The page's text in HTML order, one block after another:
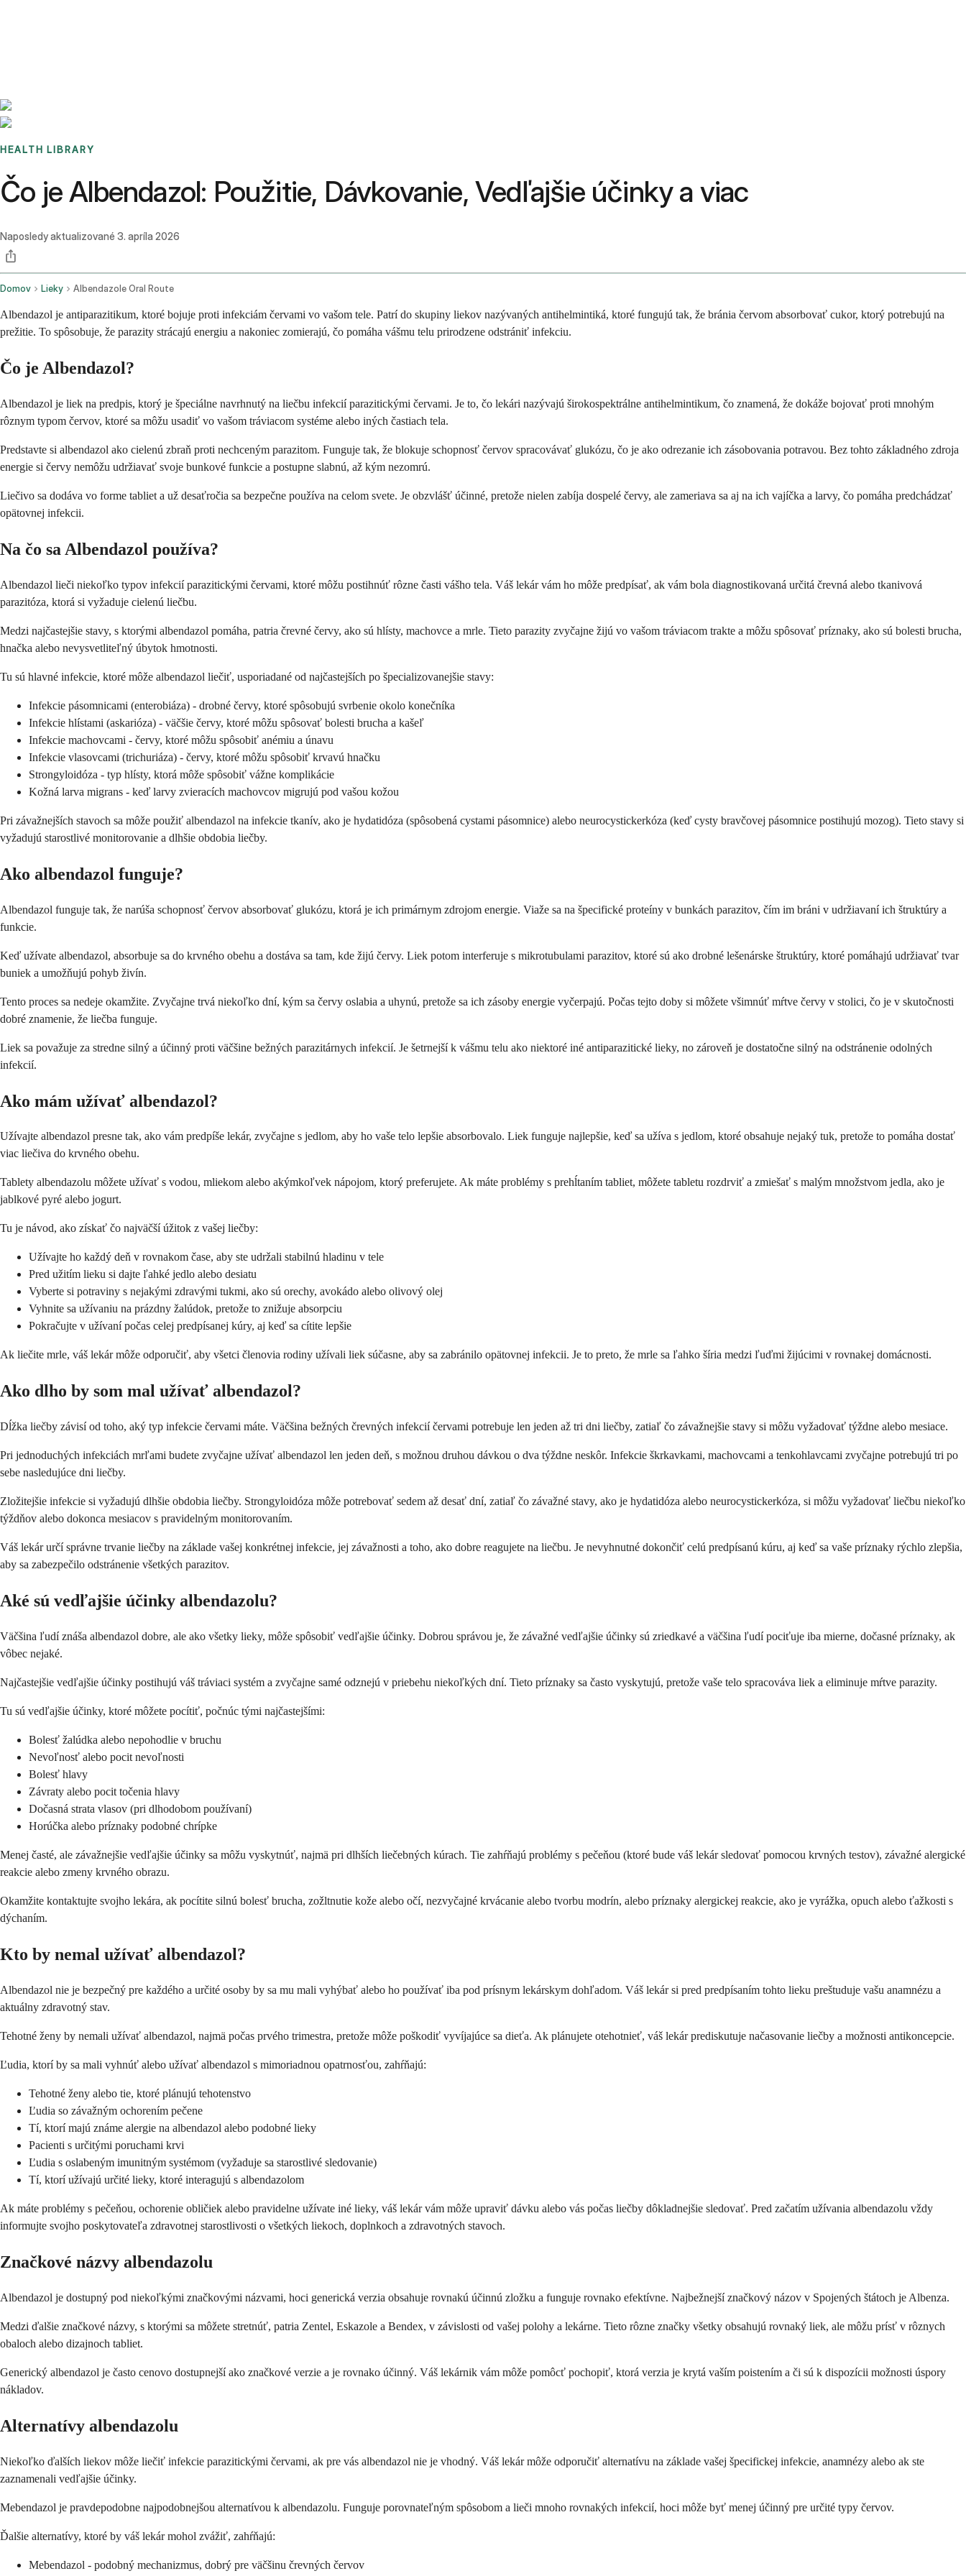
HEALTH LIBRARY
Čo je Albendazol: Použitie, Dávkovanie, Vedľajšie účinky a viac
Naposledy aktualizované 3. apríla 2026
Domov Lieky Albendazole Oral Route
Albendazol je antiparazitikum, ktoré bojuje proti infekciám červami vo vašom tele. Patrí do skupiny liekov nazývaných antihelmintiká, ktoré fungujú tak, že bránia červom absorbovať cukor, ktorý potrebujú na
prežitie. To spôsobuje, že parazity strácajú energiu a nakoniec zomierajú, čo pomáha vášmu telu prirodzene odstrániť infekciu.
Čo je Albendazol?
Albendazol je liek na predpis, ktorý je špeciálne navrhnutý na liečbu infekcií parazitickými červami. Je to, čo lekári nazývajú širokospektrálne antihelmintikum, čo znamená, že dokáže bojovať proti mnohým
rôznym typom červov, ktoré sa môžu usadiť vo vašom tráviacom systéme alebo iných častiach tela.
Predstavte si albendazol ako cielenú zbraň proti nechceným parazitom. Funguje tak, že blokuje schopnosť červov spracovávať glukózu, čo je ako odrezanie ich zásobovania potravou. Bez tohto základného zdroja
energie si červy nemôžu udržiavať svoje bunkové funkcie a postupne slabnú, až kým nezomrú.
Liečivo sa dodáva vo forme tabliet a už desaťročia sa bezpečne používa na celom svete. Je obzvlášť účinné, pretože nielen zabíja dospelé červy, ale zameriava sa aj na ich vajíčka a larvy, čo pomáha predchádzať
opätovnej infekcii.
Na čo sa Albendazol používa?
Albendazol lieči niekoľko typov infekcií parazitickými červami, ktoré môžu postihnúť rôzne časti vášho tela. Váš lekár vám ho môže predpísať, ak vám bola diagnostikovaná určitá črevná alebo tkanivová
parazitóza, ktorá si vyžaduje cielenú liečbu.
Medzi najčastejšie stavy, s ktorými albendazol pomáha, patria črevné červy, ako sú hlísty, machovce a mrle. Tieto parazity zvyčajne žijú vo vašom tráviacom trakte a môžu spôsovať príznaky, ako sú bolesti brucha,
hnačka alebo nevysvetliteľný úbytok hmotnosti.
Tu sú hlavné infekcie, ktoré môže albendazol liečiť, usporiadané od najčastejších po špecializovanejšie stavy:
Infekcie pásomnicami (enterobiáza) - drobné červy, ktoré spôsobujú svrbenie okolo konečníka
Infekcie hlístami (askarióza) - väčšie červy, ktoré môžu spôsovať bolesti brucha a kašeľ
Infekcie machovcami - červy, ktoré môžu spôsobiť anémiu a únavu
Infekcie vlasovcami (trichuriáza) - červy, ktoré môžu spôsobiť krvavú hnačku
Strongyloidóza - typ hlísty, ktorá môže spôsobiť vážne komplikácie
Kožná larva migrans - keď larvy zvieracích machovcov migrujú pod vašou kožou
Pri závažnejších stavoch sa môže použiť albendazol na infekcie tkanív, ako je hydatidóza (spôsobená cystami pásomnice) alebo neurocystickerkóza (keď cysty bravčovej pásomnice postihujú mozog). Tieto stavy si
vyžadujú starostlivé monitorovanie a dlhšie obdobia liečby.
Ako albendazol funguje?
Albendazol funguje tak, že narúša schopnosť červov absorbovať glukózu, ktorá je ich primárnym zdrojom energie. Viaže sa na špecifické proteíny v bunkách parazitov, čím im bráni v udržiavaní ich štruktúry a
funkcie.
Keď užívate albendazol, absorbuje sa do krvného obehu a dostáva sa tam, kde žijú červy. Liek potom interferuje s mikrotubulami parazitov, ktoré sú ako drobné lešenárske štruktúry, ktoré pomáhajú udržiavať tvar
buniek a umožňujú pohyb živín.
Tento proces sa nedeje okamžite. Zvyčajne trvá niekoľko dní, kým sa červy oslabia a uhynú, pretože sa ich zásoby energie vyčerpajú. Počas tejto doby si môžete všimnúť mŕtve červy v stolici, čo je v skutočnosti
dobré znamenie, že liečba funguje.
Liek sa považuje za stredne silný a účinný proti väčšine bežných parazitárnych infekcií. Je šetrnejší k vášmu telu ako niektoré iné antiparazitické lieky, no zároveň je dostatočne silný na odstránenie odolných
infekcií.
Ako mám užívať albendazol?
Užívajte albendazol presne tak, ako vám predpíše lekár, zvyčajne s jedlom, aby ho vaše telo lepšie absorbovalo. Liek funguje najlepšie, keď sa užíva s jedlom, ktoré obsahuje nejaký tuk, pretože to pomáha dostať
viac liečiva do krvného obehu.
Tablety albendazolu môžete užívať s vodou, mliekom alebo akýmkoľvek nápojom, ktorý preferujete. Ak máte problémy s prehĺtaním tabliet, môžete tabletu rozdrviť a zmiešať s malým množstvom jedla, ako je
jablkové pyré alebo jogurt.
Tu je návod, ako získať čo najväčší úžitok z vašej liečby:
Užívajte ho každý deň v rovnakom čase, aby ste udržali stabilnú hladinu v tele
Pred užitím lieku si dajte ľahké jedlo alebo desiatu
Vyberte si potraviny s nejakými zdravými tukmi, ako sú orechy, avokádo alebo olivový olej
Vyhnite sa užívaniu na prázdny žalúdok, pretože to znižuje absorpciu
Pokračujte v užívaní počas celej predpísanej kúry, aj keď sa cítite lepšie
Ak liečite mrle, váš lekár môže odporučiť, aby všetci členovia rodiny užívali liek súčasne, aby sa zabránilo opätovnej infekcii. Je to preto, že mrle sa ľahko šíria medzi ľuďmi žijúcimi v rovnakej domácnosti.
Ako dlho by som mal užívať albendazol?
Dĺžka liečby závisí od toho, aký typ infekcie červami máte. Väčšina bežných črevných infekcií červami potrebuje len jeden až tri dni liečby, zatiaľ čo závažnejšie stavy si môžu vyžadovať týždne alebo mesiace.
Pri jednoduchých infekciách mrľami budete zvyčajne užívať albendazol len jeden deň, s možnou druhou dávkou o dva týždne neskôr. Infekcie škrkavkami, machovcami a tenkohlavcami zvyčajne potrebujú tri po
sebe nasledujúce dni liečby.
Zložitejšie infekcie si vyžadujú dlhšie obdobia liečby. Strongyloidóza môže potrebovať sedem až desať dní, zatiaľ čo závažné stavy, ako je hydatidóza alebo neurocystickerkóza, si môžu vyžadovať liečbu niekoľko
týždňov alebo dokonca mesiacov s pravidelným monitorovaním.
Váš lekár určí správne trvanie liečby na základe vašej konkrétnej infekcie, jej závažnosti a toho, ako dobre reagujete na liečbu. Je nevyhnutné dokončiť celú predpísanú kúru, aj keď sa vaše príznaky rýchlo zlepšia,
aby sa zabezpečilo odstránenie všetkých parazitov.
Aké sú vedľajšie účinky albendazolu?
Väčšina ľudí znáša albendazol dobre, ale ako všetky lieky, môže spôsobiť vedľajšie účinky. Dobrou správou je, že závažné vedľajšie účinky sú zriedkavé a väčšina ľudí pociťuje iba mierne, dočasné príznaky, ak
vôbec nejaké.
Najčastejšie vedľajšie účinky postihujú váš tráviaci systém a zvyčajne samé odznejú v priebehu niekoľkých dní. Tieto príznaky sa často vyskytujú, pretože vaše telo spracováva liek a eliminuje mŕtve parazity.
Tu sú vedľajšie účinky, ktoré môžete pocítiť, počnúc tými najčastejšími:
Bolesť žalúdka alebo nepohodlie v bruchu
Nevoľnosť alebo pocit nevoľnosti
Bolesť hlavy
Závraty alebo pocit točenia hlavy
Dočasná strata vlasov (pri dlhodobom používaní)
Horúčka alebo príznaky podobné chrípke
Menej časté, ale závažnejšie vedľajšie účinky sa môžu vyskytnúť, najmä pri dlhších liečebných kúrach. Tie zahŕňajú problémy s pečeňou (ktoré bude váš lekár sledovať pomocou krvných testov), závažné alergické
reakcie alebo zmeny krvného obrazu.
Okamžite kontaktujte svojho lekára, ak pocítite silnú bolesť brucha, zožltnutie kože alebo očí, nezvyčajné krvácanie alebo tvorbu modrín, alebo príznaky alergickej reakcie, ako je vyrážka, opuch alebo ťažkosti s
dýchaním.
Kto by nemal užívať albendazol?
Albendazol nie je bezpečný pre každého a určité osoby by sa mu mali vyhýbať alebo ho používať iba pod prísnym lekárskym dohľadom. Váš lekár si pred predpísaním tohto lieku preštuduje vašu anamnézu a
aktuálny zdravotný stav.
Tehotné ženy by nemali užívať albendazol, najmä počas prvého trimestra, pretože môže poškodiť vyvíjajúce sa dieťa. Ak plánujete otehotnieť, váš lekár prediskutuje načasovanie liečby a možnosti antikoncepcie.
Ľudia, ktorí by sa mali vyhnúť alebo užívať albendazol s mimoriadnou opatrnosťou, zahŕňajú:
Tehotné ženy alebo tie, ktoré plánujú tehotenstvo
Ľudia so závažným ochorením pečene
Tí, ktorí majú známe alergie na albendazol alebo podobné lieky
Pacienti s určitými poruchami krvi
Ľudia s oslabeným imunitným systémom (vyžaduje sa starostlivé sledovanie)
Tí, ktorí užívajú určité lieky, ktoré interagujú s albendazolom
Ak máte problémy s pečeňou, ochorenie obličiek alebo pravidelne užívate iné lieky, váš lekár vám môže upraviť dávku alebo vás počas liečby dôkladnejšie sledovať. Pred začatím užívania albendazolu vždy
informujte svojho poskytovateľa zdravotnej starostlivosti o všetkých liekoch, doplnkoch a zdravotných stavoch.
Značkové názvy albendazolu
Albendazol je dostupný pod niekoľkými značkovými názvami, hoci generická verzia obsahuje rovnakú účinnú zložku a funguje rovnako efektívne. Najbežnejší značkový názov v Spojených štátoch je Albenza.
Medzi ďalšie značkové názvy, s ktorými sa môžete stretnúť, patria Zentel, Eskazole a Bendex, v závislosti od vašej polohy a lekárne. Tieto rôzne značky všetky obsahujú rovnaký liek, ale môžu prísť v rôznych
obaloch alebo dizajnoch tabliet.
Generický albendazol je často cenovo dostupnejší ako značkové verzie a je rovnako účinný. Váš lekárnik vám môže pomôcť pochopiť, ktorá verzia je krytá vaším poistením a či sú k dispozícii možnosti úspory
nákladov.
Alternatívy albendazolu
Niekoľko ďalších liekov môže liečiť infekcie parazitickými červami, ak pre vás albendazol nie je vhodný. Váš lekár môže odporučiť alternatívu na základe vašej špecifickej infekcie, anamnézy alebo ak ste
zaznamenali vedľajšie účinky.
Mebendazol je pravdepodobne najpodobnejšou alternatívou k albendazolu. Funguje porovnateľným spôsobom a lieči mnoho rovnakých infekcií, hoci môže byť menej účinný pre určité typy červov.
Ďalšie alternatívy, ktoré by váš lekár mohol zvážiť, zahŕňajú:
Mebendazol - podobný mechanizmus, dobrý pre väčšinu črevných červov